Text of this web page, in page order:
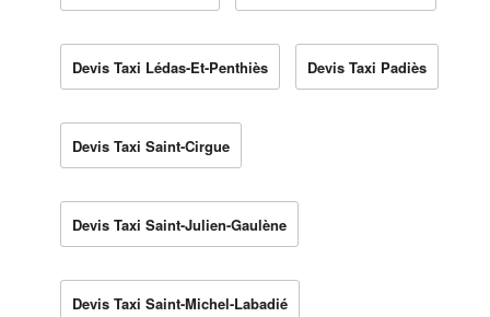
Devis Taxi Lédas-Et-Penthiès Devis Taxi Padiès
Devis Taxi Saint-Cirgue
Devis Taxi Saint-Julien-Gaulène
Devis Taxi Saint-Michel-Labadié